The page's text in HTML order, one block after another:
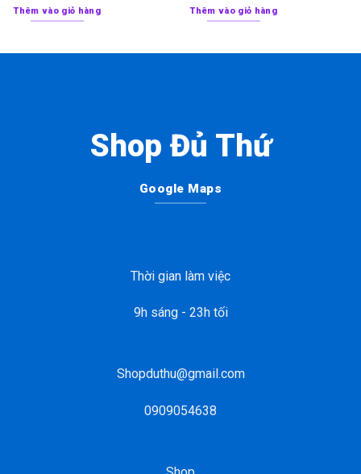
Thêm vào giỏ hàng Thêm vào giỏ hàng
Shop Đủ Thứ
Google Maps
Thời gian làm việc
9h sáng - 23h tối
Shopduthu@gmail.com
0909054638